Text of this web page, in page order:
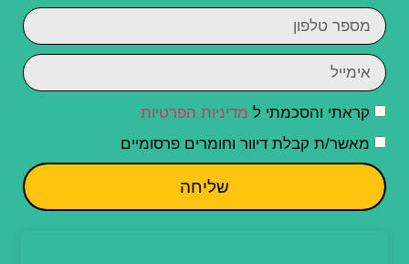
קראתי והסכמתי ל מדיניות הפרטיות
מאשר/ת קבלת דיוור וחומרים פרסומיים
שליחה